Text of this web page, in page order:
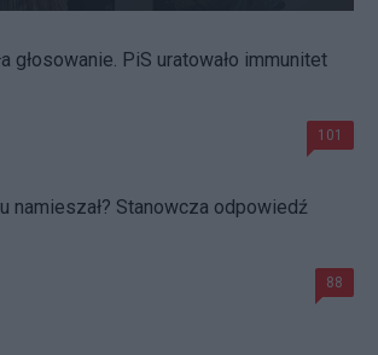
głosowanie. PiS uratowało immunitet
101
namieszał? Stanowcza odpowiedź
88